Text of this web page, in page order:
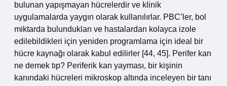
bulunan yapışmayan hücrelerdir ve klinik
uygulamalarda yaygın olarak kullanılırlar. PBC’ler, bol
miktarda bulundukları ve hastalardan kolayca izole
edilebildikleri için yeniden programlama için ideal bir
hücre kaynağı olarak kabul edilirler [44, 45]. Perifer kan
ne demek tıp? Periferik kan yayması, bir kişinin
kanındaki hücreleri mikroskop altında inceleyen bir tanı